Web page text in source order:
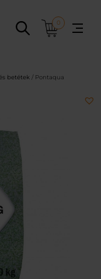
0
betétek / Pontaqua